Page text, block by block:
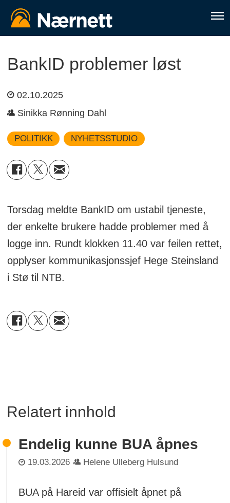
BankID problemer løst
02.10.2025
Sinikka Rønning Dahl
POLITIKK NYHETSSTUDIO
Torsdag meldte BankID om ustabil tjeneste,
der enkelte brukere hadde problemer med å
logge inn. Rundt klokken 11.40 var feilen rettet,
opplyser kommunikasjonssjef Hege Steinsland
i Stø til NTB.
Relatert innhold
Endelig kunne BUA åpnes
19.03.2026 Helene Ulleberg Hulsund
BUA på Hareid var offisielt åpnet på